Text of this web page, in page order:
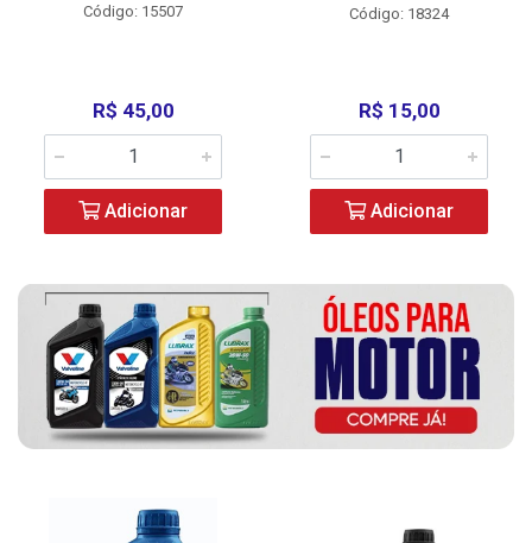
Código: 15507
R$ 45,00
Adicionar
Código: 18324
R$ 15,00
Adicionar